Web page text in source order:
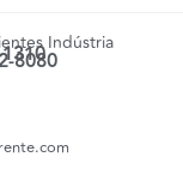
Indústria
8080